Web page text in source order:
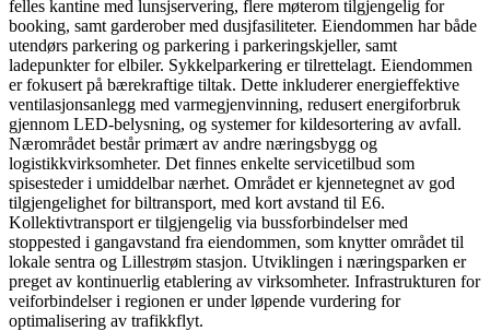
felles kantine med lunsjservering, flere møterom tilgjengelig for
booking, samt garderober med dusjfasiliteter. Eiendommen har både
utendørs parkering og parkering i parkeringskjeller, samt
ladepunkter for elbiler. Sykkelparkering er tilrettelagt. Eiendommen
er fokusert på bærekraftige tiltak. Dette inkluderer energieffektive
ventilasjonsanlegg med varmegjenvinning, redusert energiforbruk
gjennom LED-belysning, og systemer for kildesortering av avfall.
Nærområdet består primært av andre næringsbygg og
logistikkvirksomheter. Det finnes enkelte servicetilbud som
spisesteder i umiddelbar nærhet. Området er kjennetegnet av god
tilgjengelighet for biltransport, med kort avstand til E6.
Kollektivtransport er tilgjengelig via bussforbindelser med
stoppested i gangavstand fra eiendommen, som knytter området til
lokale sentra og Lillestrøm stasjon. Utviklingen i næringsparken er
preget av kontinuerlig etablering av virksomheter. Infrastrukturen for
veiforbindelser i regionen er under løpende vurdering for
optimalisering av trafikkflyt.